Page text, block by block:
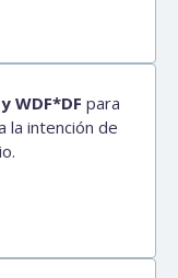
WDF*DF para
la intención de